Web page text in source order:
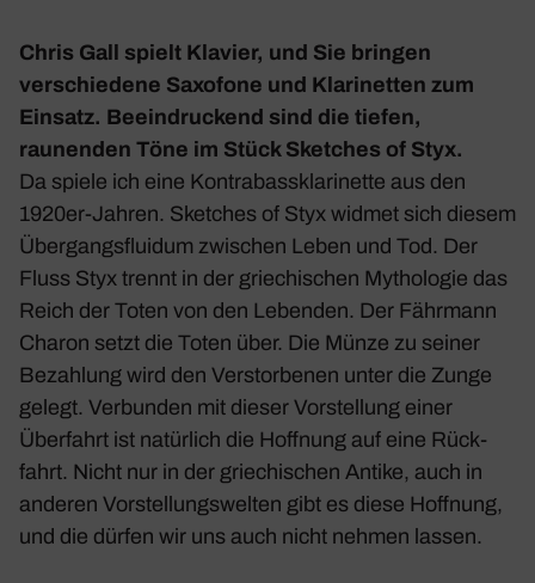
Chris Gall spielt Klavier, und Sie bringen
verschie­dene Saxo­fone und Klari­netten zum
Einsatz. Beein­dru­ckend sind die tiefen,
raunenden Töne im Stück Sket­ches of Styx.
Da spiele ich eine Kontra­bass­kla­ri­nette aus den
1920er-Jahren. Sket­ches of Styx widmet sich diesem
Über­gangs­fluidum zwischen Leben und Tod. Der
Fluss Styx trennt in der grie­chi­schen Mytho­logie das
Reich der Toten von den Lebenden. Der Fähr­mann
Charon setzt die Toten über. Die Münze zu seiner
Bezah­lung wird den Verstor­benen unter die Zunge
gelegt. Verbunden mit dieser Vorstel­lung einer
Über­fahrt ist natür­lich die Hoff­nung auf eine Rück­
fahrt. Nicht nur in der grie­chi­schen Antike, auch in
anderen Vorstel­lungs­welten gibt es diese Hoff­nung,
und die dürfen wir uns auch nicht nehmen lassen.